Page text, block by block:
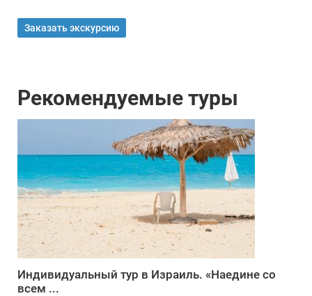
Заказать экскурсию
Рекомендуемые туры
Индивидуальный тур в Израиль. «Наедине со
всем ...